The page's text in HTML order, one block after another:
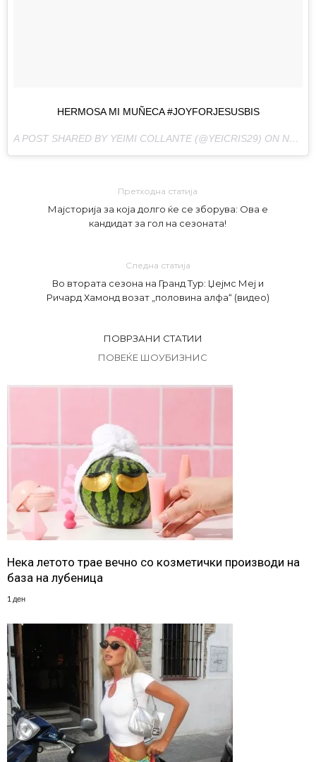
HERMOSA MI MUÑECA #JOYFORJESUSBIS
A POST SHARED BY YEIMI COLLANTE (@YEICRIS29) ON NOV 12, 2017 AT 2:32PM PST
Претходна статија
Мајсторија за која долго ќе се зборува: Ова е
кандидат за гол на сезоната!
Следна статија
Во втората сезона на Гранд Тур: Џејмс Меј и
Ричард Хамонд возат „половина алфа“ (видео)
ПОВРЗАНИ СТАТИИ
ПОВЕЌЕ ШОУБИЗНИС
Нека летото трае вечно со козметички производи на
база на лубеница
1 ден